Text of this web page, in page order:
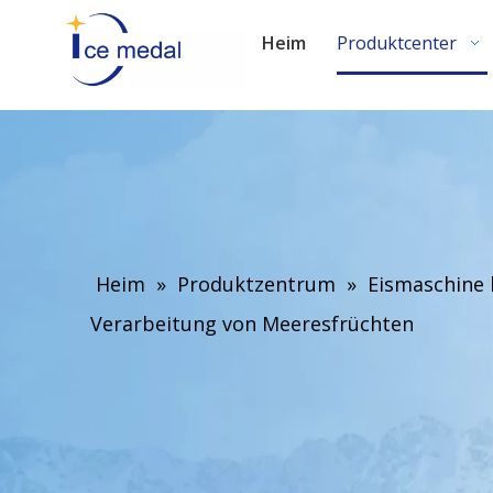
Heim Produktcenter
Heim » Produktzentrum »
Verarbeitung von Meeresfrüchten